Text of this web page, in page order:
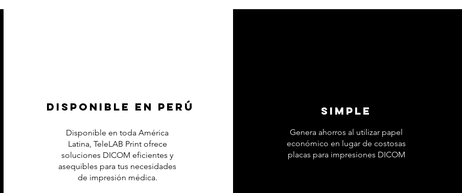
Disponible en Perú
Disponible en toda América
Latina, TeleLAB Print ofrece
soluciones DICOM eficientes y
asequibles para tus necesidades
de impresión médica.
Simple
Genera ahorros al utilizar papel
económico en lugar de costosas
placas para impresiones DICOM